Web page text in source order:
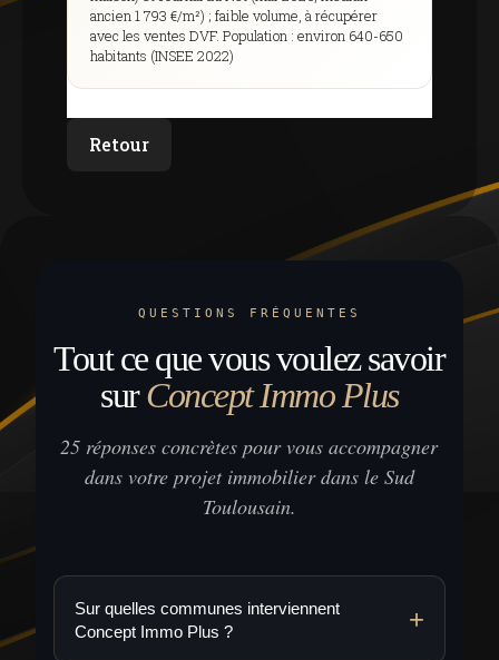
ancien 1 793 €/m²) ; faible volume, à récupérer
avec les ventes DVF. Population : environ 640-650
habitants (INSEE 2022)
Retour
QUESTIONS FRÉQUENTES
Tout ce que vous voulez savoir
surConcept Immo Plus
25 réponses concrètes pour vous accompagner
dans votre projet immobilier dans le Sud
Toulousain.
Sur quelles communes interviennent
Concept Immo Plus ?